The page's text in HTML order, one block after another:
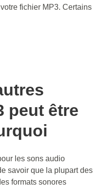
fichier MP3. Certains
peut être
les sons audio
savoir que la plupart des
formats sonores